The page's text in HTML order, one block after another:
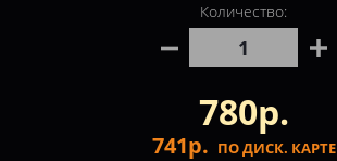
Количество:
780р.
741р. ПО ДИСК. КАРТЕ